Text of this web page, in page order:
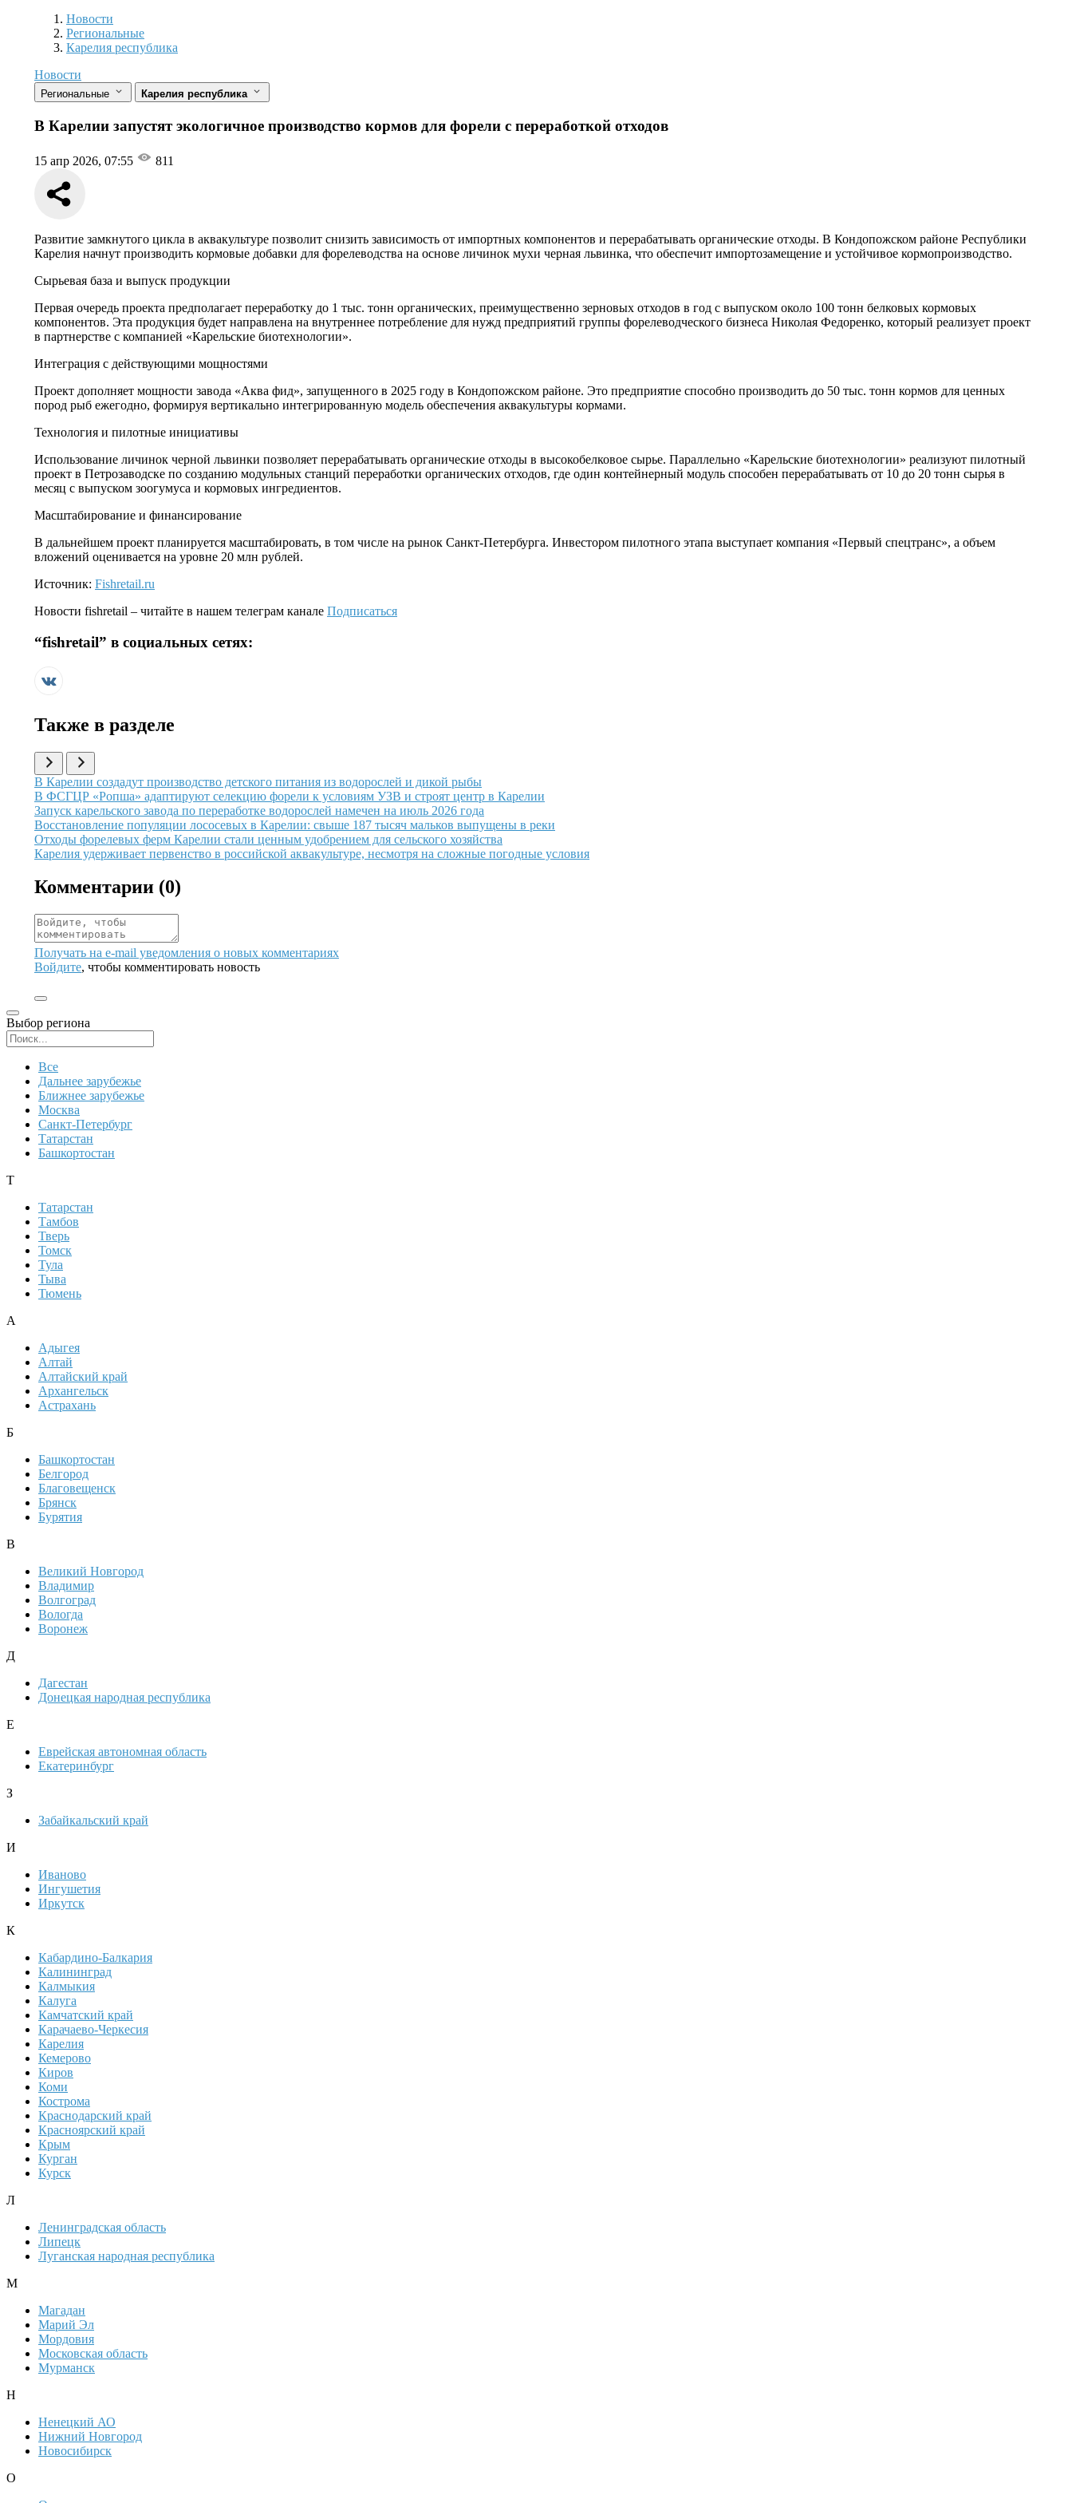
Новости
Разделы
Новости
Региональные
Карелия республика
Новости
Региональные Карелия республика
В Карелии запустят экологичное производство кормов для форели с переработкой отходов
15 апр 2026, 07:55 811
Развитие замкнутого цикла в аквакультуре позволит снизить зависимость от импортных компонентов и перерабатывать органические отходы. В Кондопожском районе Республики
Карелия начнут производить кормовые добавки для форелеводства на основе личинок мухи черная львинка, что обеспечит импортозамещение и устойчивое кормопроизводство.
Сырьевая база и выпуск продукции
Первая очередь проекта предполагает переработку до 1 тыс. тонн органических, преимущественно зерновых отходов в год с выпуском около 100 тонн белковых кормовых
компонентов. Эта продукция будет направлена на внутреннее потребление для нужд предприятий группы форелеводческого бизнеса Николая Федоренко, который реализует проект
в партнерстве с компанией «Карельские биотехнологии».
Интеграция с действующими мощностями
Проект дополняет мощности завода «Аква фид», запущенного в 2025 году в Кондопожском районе. Это предприятие способно производить до 50 тыс. тонн кормов для ценных
пород рыб ежегодно, формируя вертикально интегрированную модель обеспечения аквакультуры кормами.
Технология и пилотные инициативы
Использование личинок черной львинки позволяет перерабатывать органические отходы в высокобелковое сырье. Параллельно «Карельские биотехнологии» реализуют пилотный
проект в Петрозаводске по созданию модульных станций переработки органических отходов, где один контейнерный модуль способен перерабатывать от 10 до 20 тонн сырья в
месяц с выпуском зоогумуса и кормовых ингредиентов.
Масштабирование и финансирование
В дальнейшем проект планируется масштабировать, в том числе на рынок Санкт-Петербурга. Инвестором пилотного этапа выступает компания «Первый спецтранс», а объем
вложений оценивается на уровне 20 млн рублей.
Источник: Fishretail.ru
Новости fishretail – читайте в нашем телеграм канале Подписаться
“fishretail” в социальных сетях:
Также в разделе
Иллюстрация новости
В Карелии создадут производство детского питания из водорослей и дикой рыбы
Иллюстрация новости
В ФСГЦР «Ропша» адаптируют селекцию форели к условиям УЗВ и строят центр в Карелии
Иллюстрация новости
Запуск карельского завода по переработке водорослей намечен на июль 2026 года
Иллюстрация новости
Восстановление популяции лососевых в Карелии: свыше 187 тысяч мальков выпущены в реки
Иллюстрация новости
Отходы форелевых ферм Карелии стали ценным удобрением для сельского хозяйства
Иллюстрация новости
Карелия удерживает первенство в российской аквакультуре, несмотря на сложные погодные условия
Комментарии (0)
Получать на e‑mail уведомления о новых комментариях
Войдите, чтобы комментировать новость
Выбор региона
Все
Дальнее зарубежье
Ближнее зарубежье
Москва
Санкт-Петербург
Татарстан
Башкортостан
Т
Татарстан
Тамбов
Тверь
Томск
Тула
Тыва
Тюмень
А
Адыгея
Алтай
Алтайский край
Архангельск
Астрахань
Б
Башкортостан
Белгород
Благовещенск
Брянск
Бурятия
В
Великий Новгород
Владимир
Волгоград
Вологда
Воронеж
Д
Дагестан
Донецкая народная республика
Е
Еврейская автономная область
Екатеринбург
З
Забайкальский край
И
Иваново
Ингушетия
Иркутск
К
Кабардино-Балкария
Калининград
Калмыкия
Калуга
Камчатский край
Карачаево-Черкесия
Карелия
Кемерово
Киров
Коми
Кострома
Краснодарский край
Красноярский край
Крым
Курган
Курск
Л
Ленинградская область
Липецк
Луганская народная республика
М
Магадан
Марий Эл
Мордовия
Московская область
Мурманск
Н
Ненецкий АО
Нижний Новгород
Новосибирск
О